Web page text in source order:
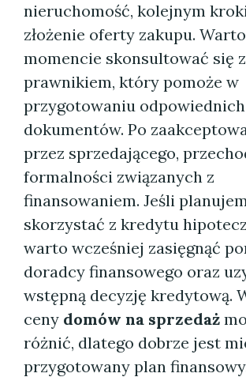
nieruchomość, kolejnym
złożenie oferty zakupu.
momencie skonsultować się z
prawnikiem, który pomoże w
przygotowaniu odpowiednich
dokumentów. Po
przez sprzedającego,
formalności związanych z
finansowaniem. Jeśli
skorzystać z kredytu
warto wcześniej zasięgnąć
doradcy finansowego oraz
wstępną decyzję kredytową.
ceny domów na sprzedaż
różnić, dlatego dobrze jest
przygotowany plan